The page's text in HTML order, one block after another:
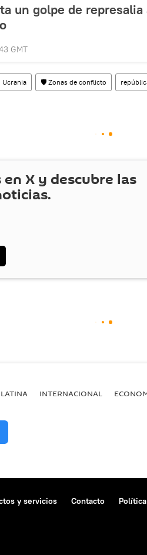
un golpe de
GMT
Ucrania 🛡️ Zonas de conflicto
enX y descubre las
INTERNACIONAL
y servicios Contacto